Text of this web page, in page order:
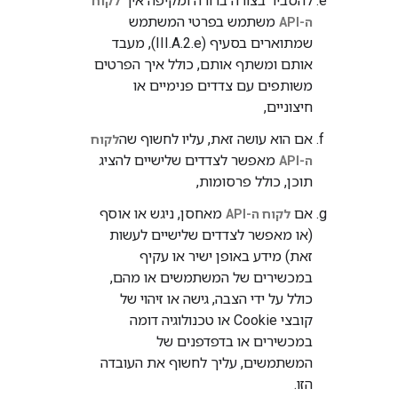
ה-API
משתמש בפרטי המשתמש
שמתוארים בסעיף (III.A.2.e), מעבד
אותם ומשתף אותם, כולל איך הפרטים
משותפים עם צדדים פנימיים או
חיצוניים,
אם הוא עושה זאת, עליו לחשוף שהלקוח
ה-API
מאפשר לצדדים שלישיים להציג
תוכן, כולל פרסומות,
אם לקוח ה-API
מאחסן, ניגש או אוסף
(או מאפשר לצדדים שלישיים לעשות
זאת) מידע באופן ישיר או עקיף
במכשירים של המשתמשים או מהם,
כולל על ידי הצבה, גישה או זיהוי של
קובצי Cookie או טכנולוגיה דומה
במכשירים או בדפדפנים של
המשתמשים, עליך לחשוף את העובדה
הזו.